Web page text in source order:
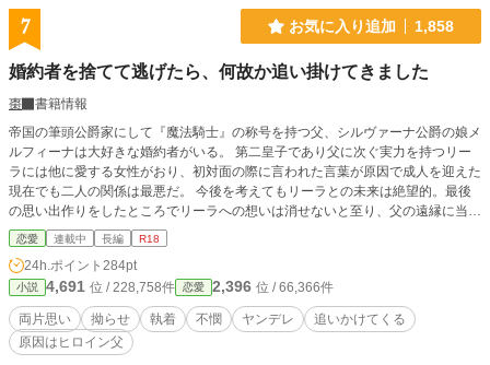
呼ばれ首を傾げるが、鏡に映った自分の姿に衝撃が走る。ゲ
ームに出ていた悪役令息リアム・ベルに転生しているではな
象。王太子。そして悪役令息、断罪イベント。 脳内に次々
だ。プレイヤーは主人公になり、選択肢した攻略対象の好感
度を上げて、ハッピーエンドを目指す。攻略対象は、王太子
や騎士系、文官系の学生たちが用意されている。 主人公の恋
の邪魔をするのが悪役令息リアム・ベルだ。 そのリアムに、
何故自分が転生しているのか。 悪役令息リアム・ベルは、必
ずバッドエンドになり、王太子ルートには死亡エンドまで用
月。 バッドエンドの未来を回避出来るのだろうかと頭を抱え
ながら、ゲームの舞台である学園に向かうと、校門の前に
は、王太子オーウェンが待っていた。 好感度を上げることに
失敗したら死亡エンドという状況の中、転生前からの夢を叶
える為に、まずは生死を分けるテストイベントのクリアを目
7 お気に入り追加 1,858
婚約者を捨てて逃げたら、何故か追い掛けてきました
棗
書籍情報
帝国の筆頭公爵家にして『魔法騎士』の称号を持つ父、シルヴァーナ公爵の娘メ
ルフィーナは大好きな婚約者がいる。 第二皇子であり父に次ぐ実力を持つリー
ラには他に愛する女性がおり、初対面の際に言われた言葉が原因で成人を迎えた
現在でも二人の関係は最悪だ。 今後を考えてもリーラとの未来は絶望的。最後
の思い出作りをしたところでリーラへの想いは消せないと至り、父の遠縁に当た
る公爵家に身を寄せた。 ここでリーラのことを思い出さないようにし、シルヴ
ァーナ家の後継を作る為に相応しい相手を見つけ、主人たる公爵令嬢には許可を
得て（当の本人に拒否権はない）子供が欲しいと迫っている時に――何故かリー
ラが追いかけてきた。 ※ムーンライトさんにも公開中。 ※年齢制限をR18に変
更、タグの元鞘を消しました。
恋愛 連載中 長編 R18
24h.ポイント 284pt
小説 4,691 位 / 228,758件 恋愛 2,396 位 / 66,366件
両片思い 拗らせ 執着 不憫 ヤンデレ
追いかけてくる
原因はヒロイン父